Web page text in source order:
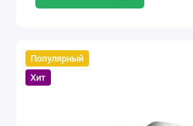
Популярный
Хит